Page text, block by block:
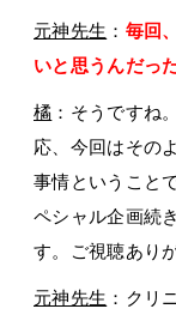
元神先生 ： 毎回
いと思うんだっ
橘 ：そうですね
応、今回はその
事情ということ
ペシャル企画続
す。ご視聴あり
元神先生 ：クリ